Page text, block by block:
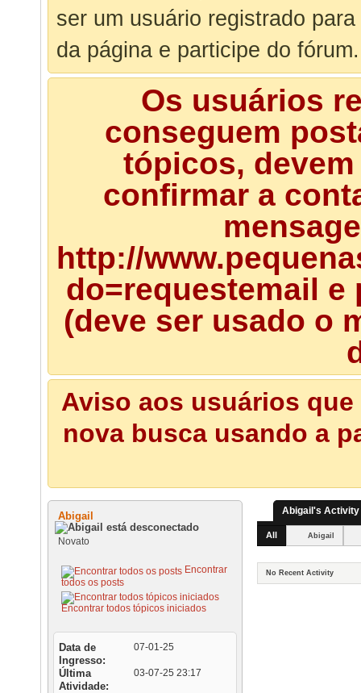
ser um usuário registrado
da página e participe do fórum.
Os usuários
conseguem
tópicos,
confirmar a
http://
do=requestemail
(deve ser usado o
Aviso aos usuários
nova busca usando a
Abigail
Novato
Encontrar
todos os posts
Encontrar todos tópicos iniciados
Data de
Ingresso
07-01-25
Última
Atividade
03-07-25 23:17
Abigail's Activity
All Abigail
No Recent Activity